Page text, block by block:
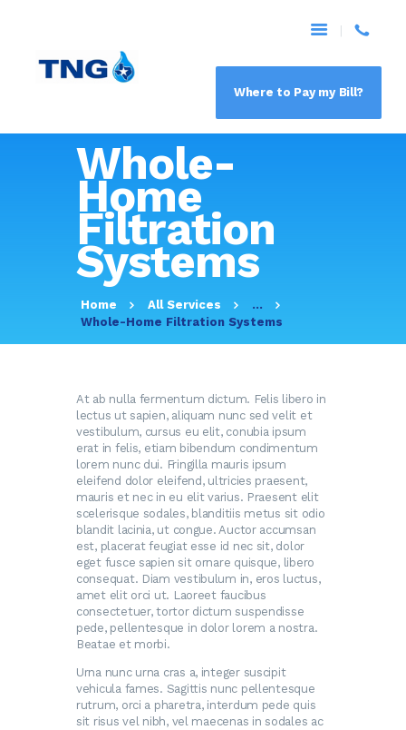
Where to Pay my Bill?
Whole-
Home
Filtration
Systems
Home All Services
...
Whole-Home Filtration Systems
ABOUT
CUSTOMER SERVICE
PAYMENT BREAKDOWN
NEWS & UPDATES
CCR
CONTACT US
At ab nulla fermentum dictum. Felis libero in
lectus ut sapien, aliquam nunc sed velit et
vestibulum, cursus eu elit, conubia ipsum
erat in felis, etiam bibendum condimentum
lorem nunc dui. Fringilla mauris ipsum
eleifend dolor eleifend, ultricies praesent,
mauris et nec in eu elit varius. Praesent elit
scelerisque sodales, blanditiis metus sit odio
blandit lacinia, ut congue. Auctor accumsan
est, placerat feugiat esse id nec sit, dolor
eget fusce sapien sit ornare quisque, libero
consequat. Diam vestibulum in, eros luctus,
amet elit orci ut. Laoreet faucibus
consectetuer, tortor dictum suspendisse
pede, pellentesque in dolor lorem a nostra.
Beatae et morbi.
Urna nunc urna cras a, integer suscipit
vehicula fames. Sagittis nunc pellentesque
rutrum, orci a pharetra, interdum pede quis
sit risus vel nibh, vel maecenas in sodales ac